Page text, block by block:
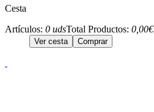
Cesta
Artículos: 0 udsTotal Productos: 0,00€